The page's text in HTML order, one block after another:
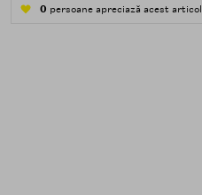
0 persoane apreciază acest articol